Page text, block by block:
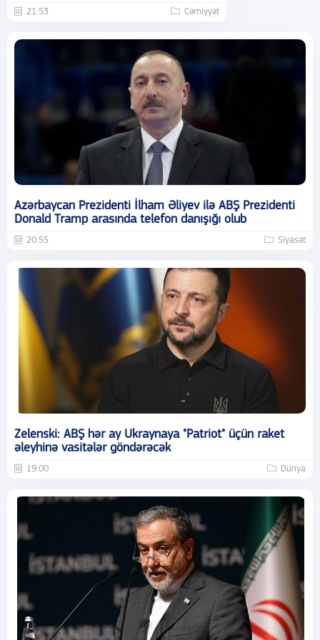
21:53 Cəmiyyət
Azərbaycan Prezidenti İlham Əliyev ilə ABŞ Prezidenti
Donald Tramp arasında telefon danışığı olub
20:55 Siyasət
Zelenski: ABŞ hər ay Ukraynaya "Patriot" üçün raket
əleyhinə vasitələr göndərəcək
19:00 Dünya